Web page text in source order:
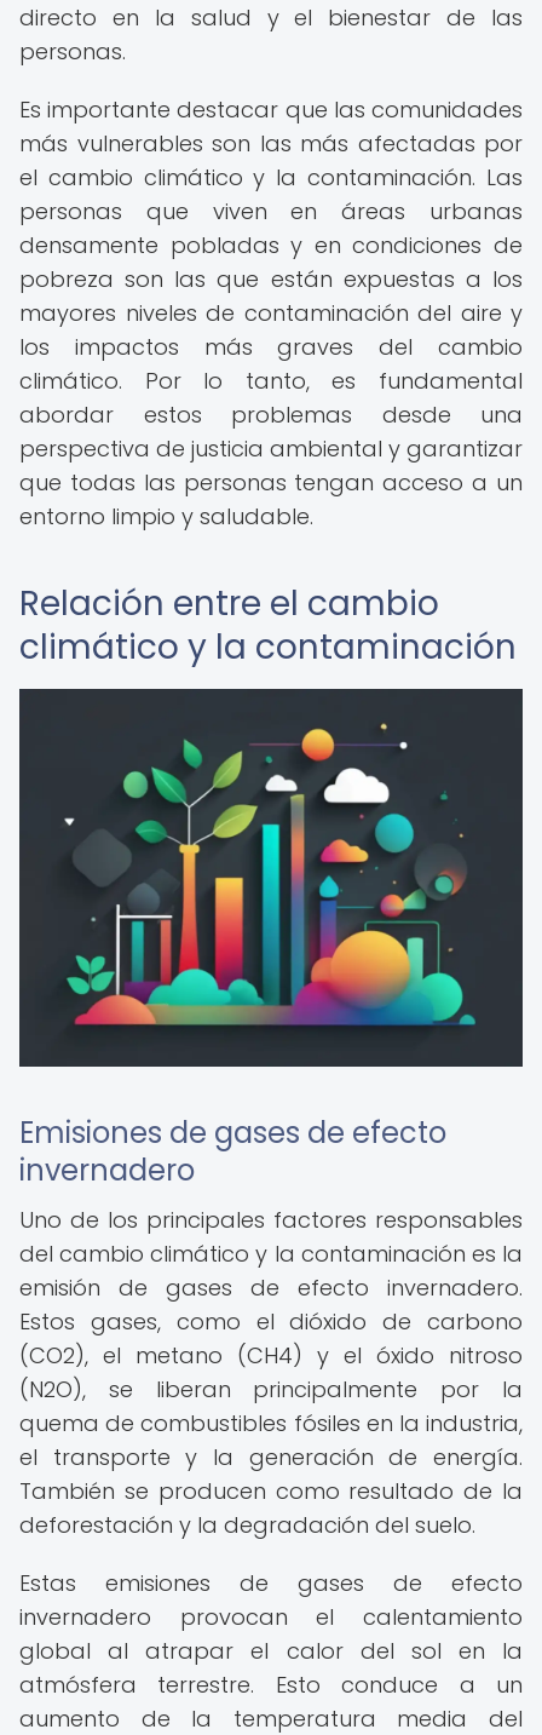
directo en la salud y el bienestar de las
personas.
Es importante destacar que las comunidades
más vulnerables son las más afectadas por
el cambio climático y la contaminación. Las
personas que viven en áreas urbanas
densamente pobladas y en condiciones de
pobreza son las que están expuestas a los
mayores niveles de contaminación del aire y
los impactos más graves del cambio
climático. Por lo tanto, es fundamental
abordar estos problemas desde una
perspectiva de justicia ambiental y garantizar
que todas las personas tengan acceso a un
entorno limpio y saludable.
Relación entre el cambio
climático y la contaminación
Emisiones de gases de efecto
invernadero
Uno de los principales factores responsables
del cambio climático y la contaminación es la
emisión de gases de efecto invernadero.
Estos gases, como el dióxido de carbono
(CO2), el metano (CH4) y el óxido nitroso
(N2O), se liberan principalmente por la
quema de combustibles fósiles en la industria,
el transporte y la generación de energía.
También se producen como resultado de la
deforestación y la degradación del suelo.
Estas emisiones de gases de efecto
invernadero provocan el calentamiento
global al atrapar el calor del sol en la
atmósfera terrestre. Esto conduce a un
aumento de la temperatura media del